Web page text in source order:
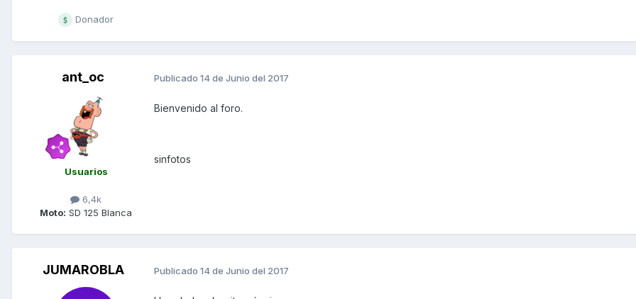
Donador
ant_oc
Usuarios
6,4k
Moto: SD 125 Blanca
Publicado 14 de Junio del 2017
Bienvenido al foro.
sinfotos
JUMAROBLA Publicado 14 de Junio del 2017